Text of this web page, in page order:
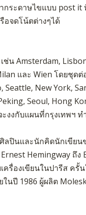
ระดาษไขแบบ post it
อจดโน้ตต่างๆได้
ช่น Amsterdam,
และ Wien โดยชุดต่
Seattle, New York,
Seoul, Hong
งงกับแผนที่กรุงเทพฯ
ปินและนักคิดนักเขียน
Hemingway ถึง
ครื่องเขียนในปารีส ค
นปี 1986 ผู้ผลิต